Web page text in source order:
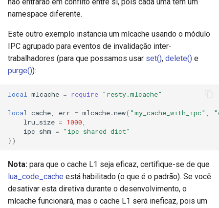
zstd
namespace diferente.
Este outro exemplo instancia um mlcache usando o módulo
IPC agrupado para eventos de invalidação inter-
trabalhadores (para que possamos usar set(), delete() e
purge()):
local mlcache = require "resty.mlcache"
local cache err = mlcache.new( "my_cache_with_ipc"
lru_size = 1000
ipc_shm =
"ipc_shared_dict"
})
Nota: para que o cache L1 seja eficaz, certifique-se de que
lua_code_cache está habilitado (o que é o padrão). Se você
desativar esta diretiva durante o desenvolvimento, o
mlcache funcionará, mas o cache L1 será ineficaz, pois um